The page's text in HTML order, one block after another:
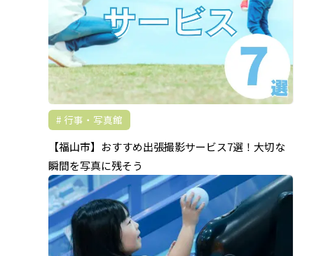
行事・写真館
【福山市】おすすめ出張撮影サービス7選！大切な
瞬間を写真に残そう